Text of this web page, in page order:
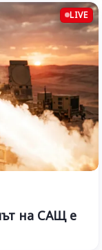
LIVE
на САЩ е